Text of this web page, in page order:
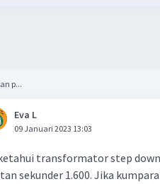
p...
Eva L
09 Januari 2023 13:03
transformator step
sekunder 1.600. Jika